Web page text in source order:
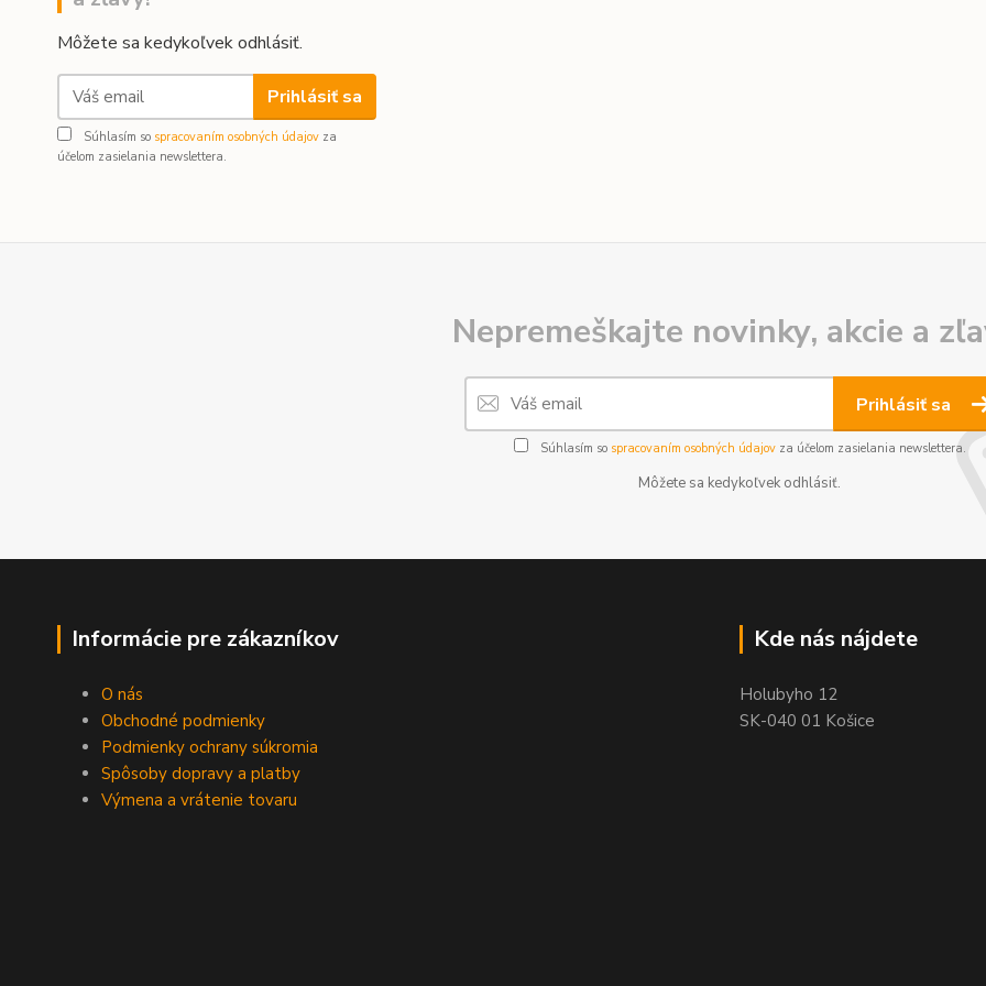
Môžete sa kedykoľvek odhlásiť.
Prihlásiť sa
Súhlasím so spracovaním osobných údajov za
účelom zasielania newslettera.
Nepremeškajte novinky, akcie a
Prihlásiť sa
Súhlasím so spracovaním osobných údajovza účelom zasielania newslettera.
Môžete sa kedykoľvek odhlásiť.
Informácie pre zákazníkov
O nás
Obchodné podmienky
Podmienky ochrany súkromia
Spôsoby dopravy a platby
Výmena a vrátenie tovaru
Kde nás nájdete
Holubyho 12
SK-040 01 Košice